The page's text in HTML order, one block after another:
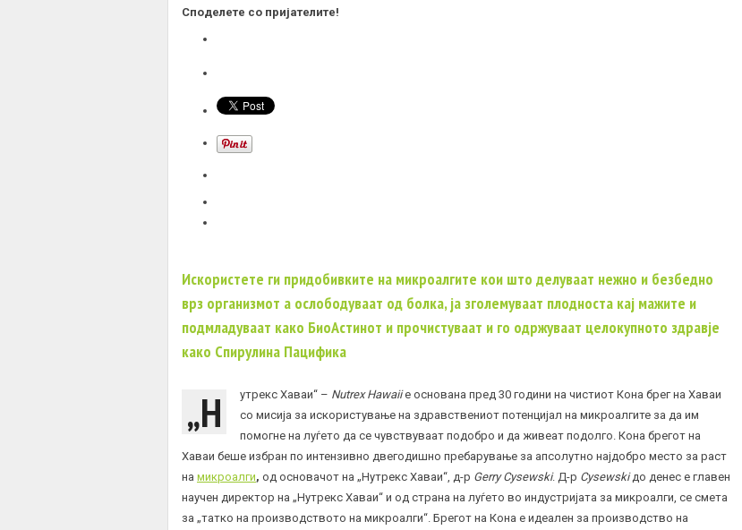
Споделете со пријателите!
Искористете ги придобивките на микроалгите кои што делуваат нежно и безбедно
врз организмот а ослободуваат од болка, ја зголемуваат плодноста кај мажите и
подмладуваат како БиоАстинот и прочистуваат и го одржуваат целокупното здравје
како Спирулина Пацифика
„Н утрекс Хаваи“ – Nutrex Hawaiiе основана пред 30 години на чистиот Кона брег на Хаваи
со мисија за искористување на здравствениот потенцијал на микроалгите за да им
помогне на луѓето да се чувствуваат подобро и да живеат подолго. Кона брегот на
Хаваи беше избран по интензивно двегодишно пребарување за апсолутно најдобро место за раст
на микроалги, од основачот на „Нутрекс Хаваи“, д-р Gerry Cysewski. Д-р Cysewskiдо денес е главен
научен директор на „Нутрекс Хаваи“ и од страна на луѓето во индустријата за микроалги, се смета
за „татко на производството на микроалги“. Брегот на Кона е идеален за производство на